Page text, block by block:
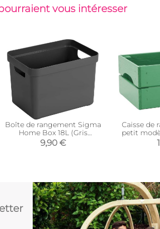
vous intéresser
Boîte de rangement Sigma
Home Box 18L (Gris
anthracite)
9,90 €
Caisse de
petit